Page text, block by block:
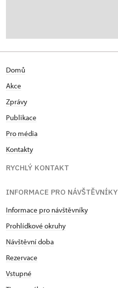
Domů
Akce
Zprávy
Publikace
Pro média
Kontakty
RYCHLÝ KONTAKT
INFORMACE PRO NÁVŠTĚVNÍKY
Informace pro návštěvníky
Prohlídkové okruhy
Návštěvní doba
Rezervace
Vstupné